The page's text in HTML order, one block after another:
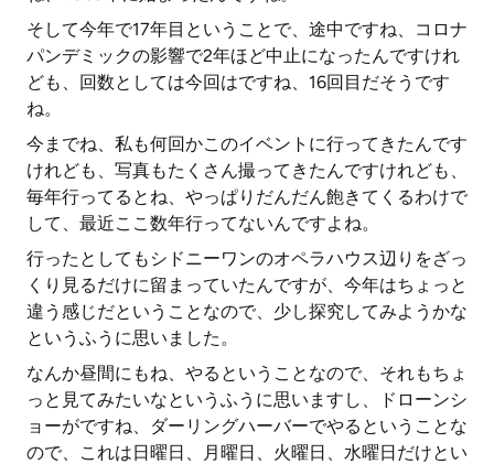
そして今年で17年目ということで、途中ですね、コロナ
パンデミックの影響で2年ほど中止になったんですけれ
ども、回数としては今回はですね、16回目だそうです
ね。
今までね、私も何回かこのイベントに行ってきたんです
けれども、写真もたくさん撮ってきたんですけれども、
毎年行ってるとね、やっぱりだんだん飽きてくるわけで
して、最近ここ数年行ってないんですよね。
行ったとしてもシドニーワンのオペラハウス辺りをざっ
くり見るだけに留まっていたんですが、今年はちょっと
違う感じだということなので、少し探究してみようかな
というふうに思いました。
なんか昼間にもね、やるということなので、それもちょ
っと見てみたいなというふうに思いますし、ドローンシ
ョーがですね、ダーリングハーバーでやるということな
ので、これは日曜日、月曜日、火曜日、水曜日だけとい